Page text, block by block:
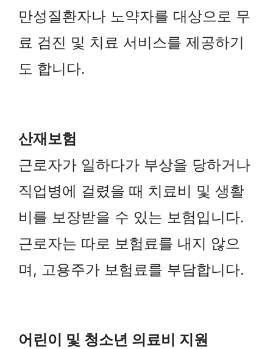
만성질환자나 노약자를 대상으로 무
료 검진 및 치료 서비스를 제공하기
도 합니다.
산재보험
근로자가 일하다가 부상을 당하거나
직업병에 걸렸을 때 치료비 및 생활
비를 보장받을 수 있는 보험입니다.
근로자는 따로 보험료를 내지 않으
며, 고용주가 보험료를 부담합니다.
어린이 및 청소년 의료비 지원